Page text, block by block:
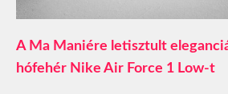
A Ma Maniére letisztult
hófehér Nike Air Force 1 Low-t